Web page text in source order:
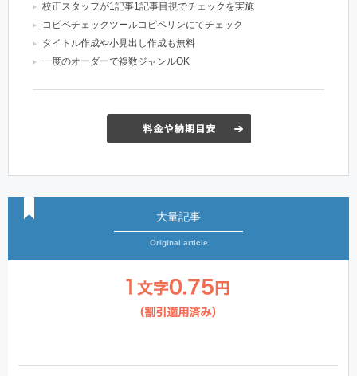
校正スタッフが1記事1記事目視でチェックを実施
コピペチェックツールコピペリンにてチェック
タイトル作成や小見出し作成も無料
一度のオーダーで複数ジャンルOK
大量記事
Original article